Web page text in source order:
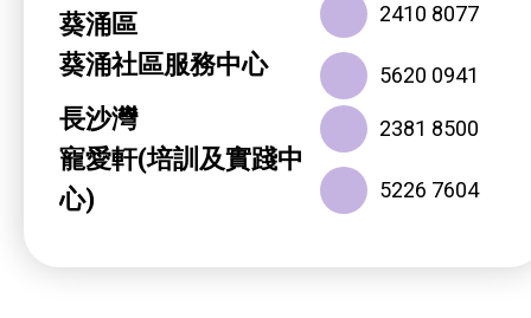
葵涌區
葵涌社區服務中心
2410 8077
5620 0941
長沙灣
寵愛軒(培訓及實踐中
心)
2381 8500
5226 7604